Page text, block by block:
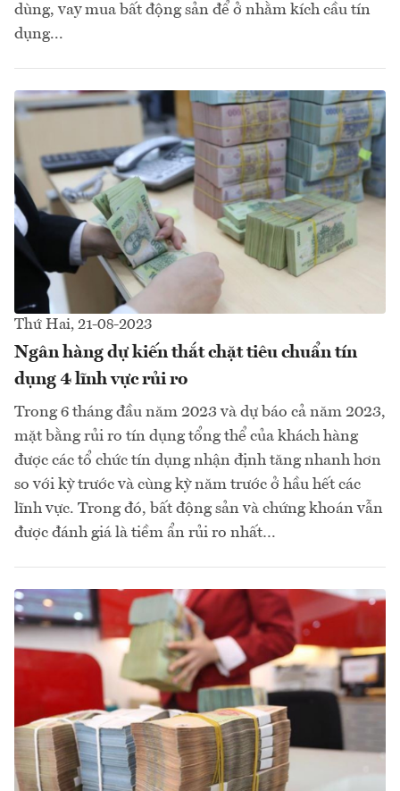
dùng, vay mua bất động sản để ở nhằm kích cầu tín
dụng...
Thứ Hai, 21-08-2023
Ngân hàng dự kiến thắt chặt tiêu chuẩn tín
dụng 4 lĩnh vực rủi ro
Trong 6 tháng đầu năm 2023 và dự báo cả năm 2023,
mặt bằng rủi ro tín dụng tổng thể của khách hàng
được các tổ chức tín dụng nhận định tăng nhanh hơn
so với kỳ trước và cùng kỳ năm trước ở hầu hết các
lĩnh vực. Trong đó, bất động sản và chứng khoán vẫn
được đánh giá là tiềm ẩn rủi ro nhất…